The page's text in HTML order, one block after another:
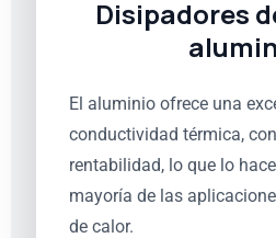
Disipadores
El aluminio ofrece una
conductividad térmica,
rentabilidad, lo que lo
mayoría de las
de calor.